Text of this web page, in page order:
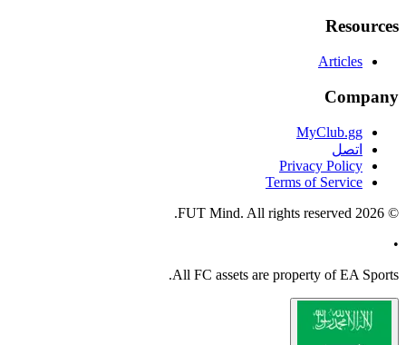
Resources
Articles
Company
MyClub.gg
اتصل
Privacy Policy
Terms of Service
©
2026
•
All FC assets are property of EA Sports.